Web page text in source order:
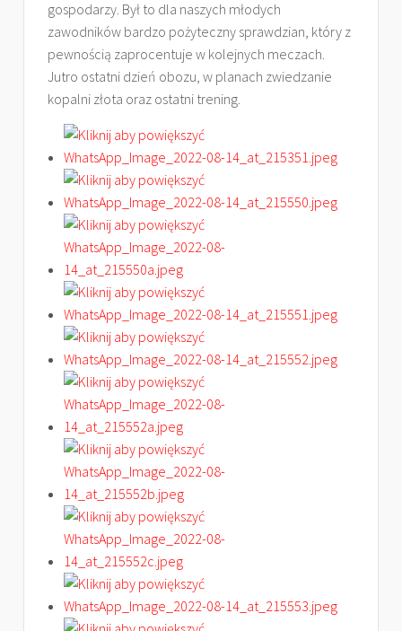
gospodarzy. Był to dla naszych młodych
zawodników bardzo pożyteczny sprawdzian, który z
pewnością zaprocentuje w kolejnych meczach.
Jutro ostatni dzień obozu, w planach zwiedzanie
kopalni złota oraz ostatni trening.